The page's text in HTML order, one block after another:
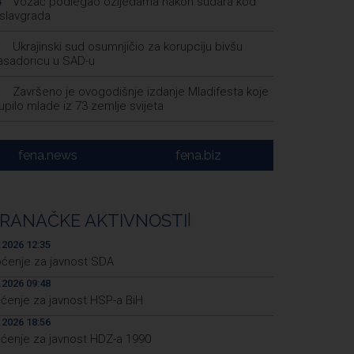
Ukrajinski sud osumnjičio za korupciju bivšu
u SAD-u
Završeno je ovogodišnje izdanje Mladifesta koje
mlade iz 73 zemlje svijeta
Toplotni val primorao Rumuniju i Mađarsku na
štednje električne energije
Vlada FBiH - 530.000 KM za oblast kulture i
te vjerske institucije
fena.news fena.biz
AKTIVNOSTI
12:35
za javnost SDA
09:48
za javnost HSP-a BiH
18:56
za javnost HDZ-a 1990